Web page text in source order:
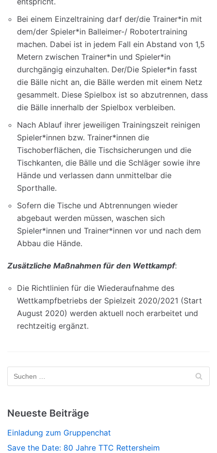
Bei einem Einzeltraining darf der/die Trainer*in mit
dem/der Spieler*in Balleimer-/ Robotertraining
machen. Dabei ist in jedem Fall ein Abstand von 1,5
Metern zwischen Trainer*in und Spieler*in
durchgängig einzuhalten. Der/Die Spieler*in fasst
die Bälle nicht an, die Bälle werden mit einem Netz
gesammelt. Diese Spielbox ist so abzutrennen, dass
die Bälle innerhalb der Spielbox verbleiben.
Nach Ablauf ihrer jeweiligen Trainingszeit reinigen
Spieler*innen bzw. Trainer*innen die
Tischoberflächen, die Tischsicherungen und die
Tischkanten, die Bälle und die Schläger sowie ihre
Hände und verlassen dann unmittelbar die
Sporthalle.
Sofern die Tische und Abtrennungen wieder
abgebaut werden müssen, waschen sich
Spieler*innen und Trainer*innen vor und nach dem
Abbau die Hände.
Zusätzliche Maßnahmen für den Wettkampf:
Die Richtlinien für die Wiederaufnahme des
Wettkampfbetriebs der Spielzeit 2020/2021 (Start
August 2020) werden aktuell noch erarbeitet und
rechtzeitig ergänzt.
Neueste Beiträge
Einladung zum Gruppenchat
Save the Date: 80 Jahre TTC Rettersheim